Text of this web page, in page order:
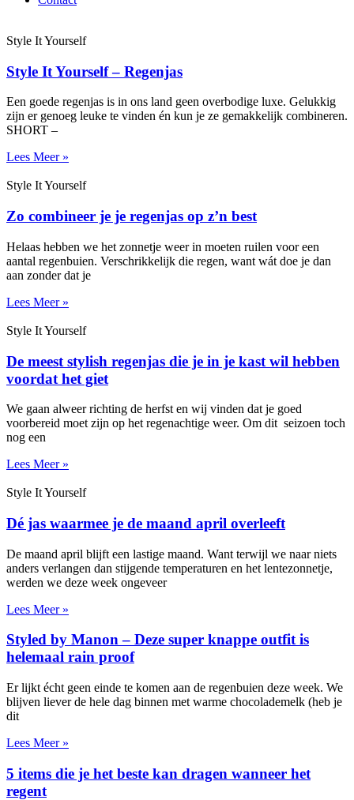
Style It Yourself
Style It Yourself – Regenjas
Een goede regenjas is in ons land geen overbodige luxe. Gelukkig
zijn er genoeg leuke te vinden én kun je ze gemakkelijk combineren.
SHORT –
Lees Meer »
Style It Yourself
Zo combineer je je regenjas op z’n best
Helaas hebben we het zonnetje weer in moeten ruilen voor een
aantal regenbuien. Verschrikkelijk die regen, want wát doe je dan
aan zonder dat je
Lees Meer »
Style It Yourself
De meest stylish regenjas die je in je kast wil hebben
voordat het giet
We gaan alweer richting de herfst en wij vinden dat je goed
voorbereid moet zijn op het regenachtige weer. Om dit seizoen toch
nog een
Lees Meer »
Style It Yourself
Dé jas waarmee je de maand april overleeft
De maand april blijft een lastige maand. Want terwijl we naar niets
anders verlangen dan stijgende temperaturen en het lentezonnetje,
werden we deze week ongeveer
Lees Meer »
Styled by Manon – Deze super knappe outfit is
helemaal rain proof
Er lijkt écht geen einde te komen aan de regenbuien deze week. We
blijven liever de hele dag binnen met warme chocolademelk (heb je
dit
Lees Meer »
5 items die je het beste kan dragen wanneer het
regent